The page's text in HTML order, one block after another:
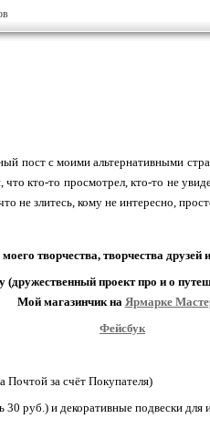
пост с моими альтернативными
кто-то просмотрел, кто-то не
не злитесь, кому не интересно,
творчества, творчества друзей
(дружественный проект про и о
Мой магазинчик на Ярмарке
Фейсбук
Почтой за счёт Покупателя)
руб.) и декоративные подвески для